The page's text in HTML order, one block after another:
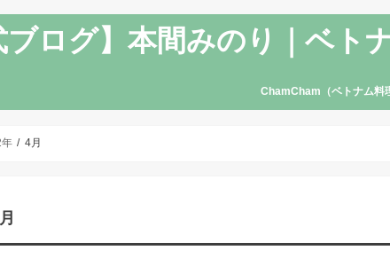
ブログ】本間みのり｜ベト
ChamCham（ベトナム料
4月